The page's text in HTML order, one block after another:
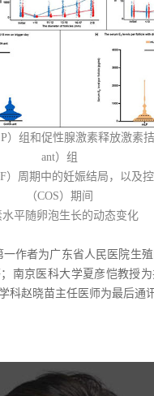
）组和促性腺激素释放激素
ant）组
）周期中的妊娠结局，以及
（COS）期间
水平随卵泡生长的动态变化
者为广东省人民医院生殖
南京医科大学夏彦恺教授为
科赵晓苗主任医师为最后通